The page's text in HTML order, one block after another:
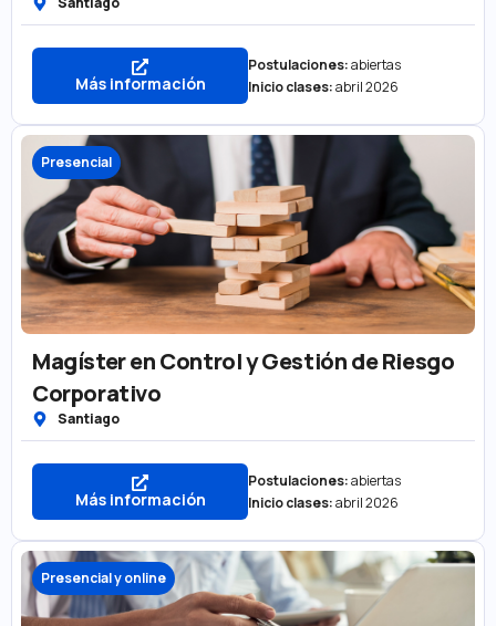
Más información
Postulaciones:abiertas
Inicio clases:abril 2026
Presencial
Magíster en Control y Gestión de Riesgo
Corporativo
Santiago
Más información
Postulaciones:abiertas
Inicio clases:abril 2026
Presencial y online